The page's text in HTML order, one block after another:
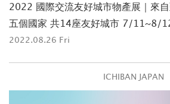
2022 國際交流友好城市物產展｜來
五個國家 共14座友好城市 7/11~8/
2022.08.26 Fri
ICHIBAN JAPAN